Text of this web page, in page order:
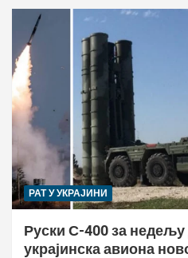
РАТ У УКРАЈИНИ
Руски С-400 за
украјинска авиона